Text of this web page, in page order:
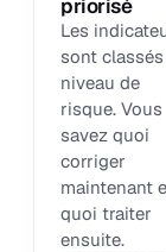
priorisé
Les
sont
niveau de
risque. Vous
savez quoi
corriger
maintenant
quoi traiter
ensuite.